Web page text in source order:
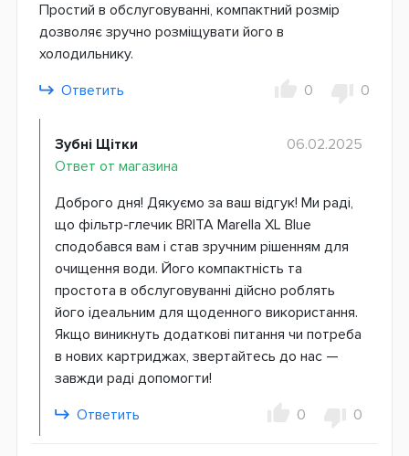
Простий в обслуговуванні, компактний розмір
дозволяє зручно розміщувати його в
холодильнику.
Ответить
0 0
Зубні Щітки
Ответ от магазина
06.02.2025
Доброго дня! Дякуємо за ваш відгук! Ми раді,
що фільтр-глечик BRITA Marella XL Blue
сподобався вам і став зручним рішенням для
очищення води. Його компактність та
простота в обслуговуванні дійсно роблять
його ідеальним для щоденного використання.
Якщо виникнуть додаткові питання чи потреба
в нових картриджах, звертайтесь до нас —
завжди раді допомогти!
Ответить
0 0